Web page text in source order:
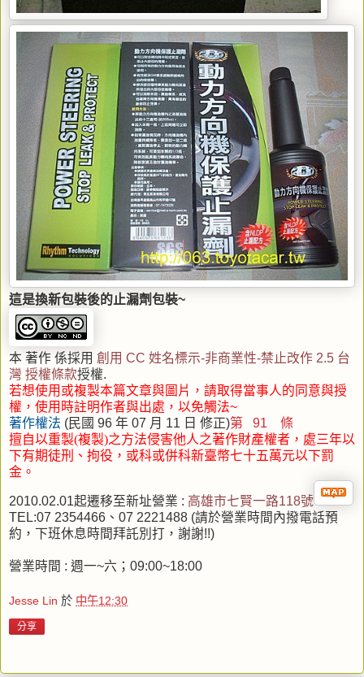
這是換新包裝後的止漏劑包裝~
本 著作 係採用 創用 CC 姓名標示-非商業性-禁止改作 2.5 台
灣 授權條款授權.
若想使用或複製本篇文章與圖片，請取得當事人的同意與授
權，使用時註明作者與出處，以免觸法~
著作權法 (民國 96 年 07 月 11 日 修正)第 91 條
擅自以重製(複製)之方法侵害他人之著作財產權者，處三年以
下有期徒刑、拘役 ，或科或併科新臺幣七十五萬元以下罰
金。
2010.02.01起遷移至新址營業 : 高雄市七賢一路118號
TEL:07 2354466、07 2221488 (請於營業時間內撥電話預
約，下班休息時間拜託別打，謝謝!!)
營業時間 : 週一~六；09:00~18:00
Jesse Lin 於 中午12:30
分享